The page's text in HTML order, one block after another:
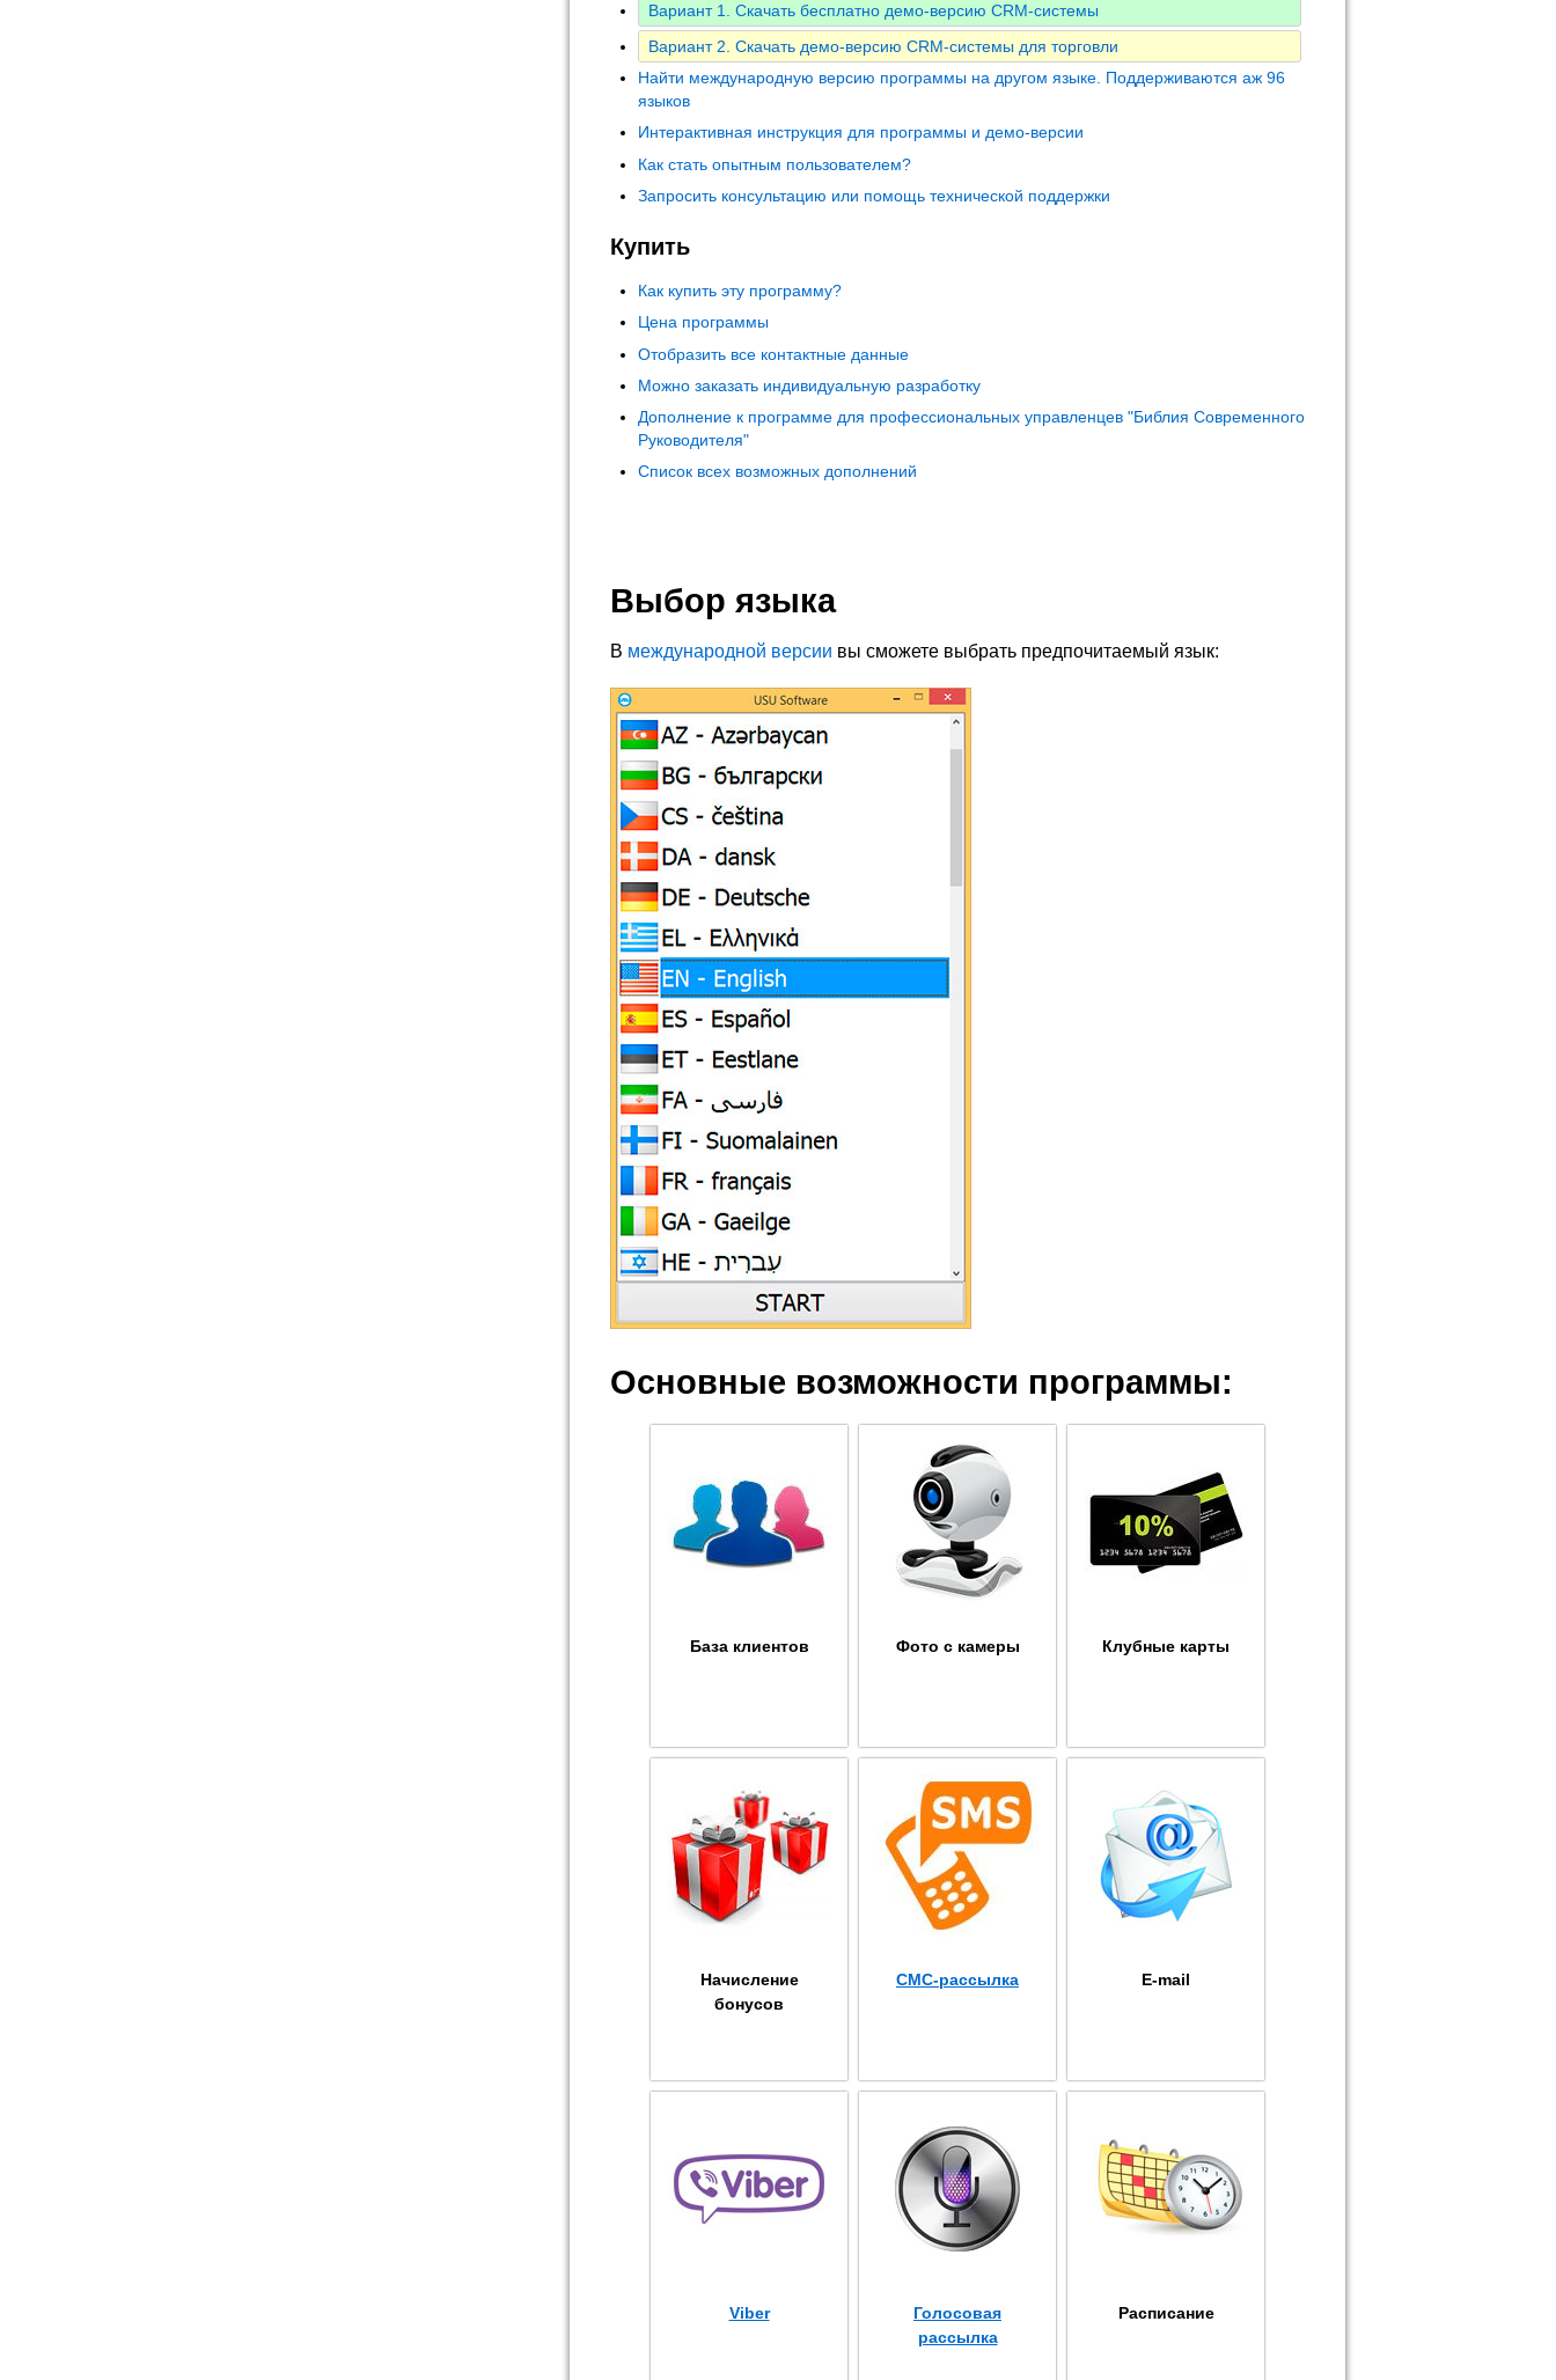
Вариант 1. Скачать бесплатно демо-версию CRM-системы
Вариант 2. Скачать демо-версию CRM-системы для торговли
Найти международную версию программы на другом языке. Поддерживаются аж 96
языков
Интерактивная инструкция для программы и демо-версии
Как стать опытным пользователем?
Запросить консультацию или помощь технической поддержки
Купить
Как купить эту программу?
Цена программы
Отобразить все контактные данные
Можно заказать индивидуальную разработку
Дополнение к программе для профессиональных управленцев "Библия Современного
Руководителя"
Список всех возможных дополнений
Выбор языка
В международной версии вы сможете выбрать предпочитаемый язык:
Основные возможности программы:
База клиентов Фото с камеры Клубные карты
Начисление
бонусов
СМС-рассылка E-mail
Viber
Голосовая
рассылка
Расписание